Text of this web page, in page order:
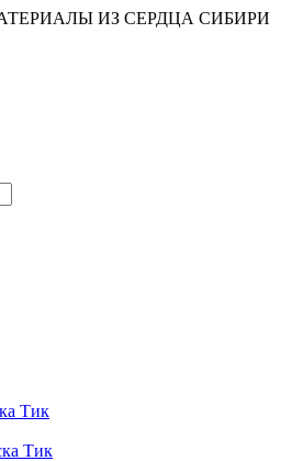
ИЗ СЕРДЦА СИБИРИ
Тик
Тик